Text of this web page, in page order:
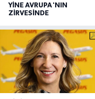
YİNE AVRUPA'NIN
ZİRVESİNDE